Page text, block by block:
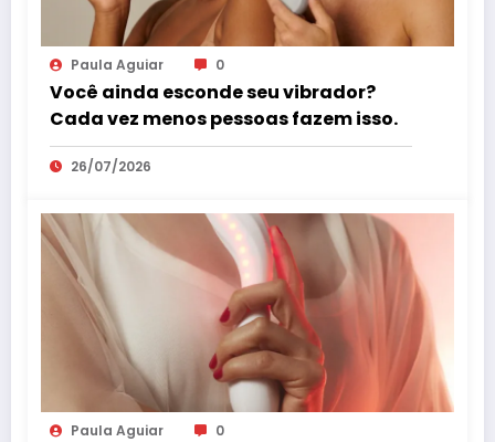
Paula Aguiar 0
Você ainda esconde seu vibrador?
Cada vez menos pessoas fazem isso.
26/07/2026
Paula Aguiar 0